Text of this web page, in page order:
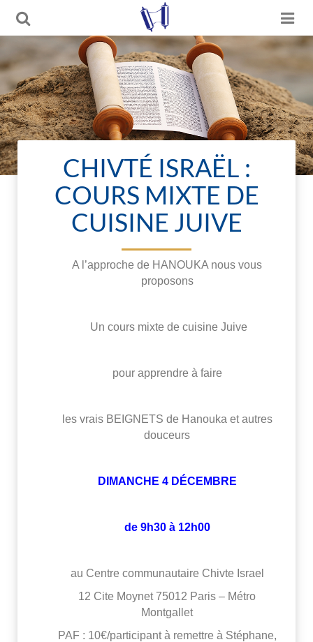
CHIVTÉ ISRAËL :
COURS MIXTE DE
CUISINE JUIVE
A l’approche de HANOUKA nous vous
proposons
Un cours mixte de cuisine Juive
pour apprendre à faire
les vrais BEIGNETS de Hanouka et autres
douceurs
DIMANCHE 4 DÉCEMBRE
de 9h30 à 12h00
au Centre communautaire Chivte Israel
12 Cite Moynet 75012 Paris – Métro
Montgallet
PAF : 10€/participant à remettre à Stéphane,